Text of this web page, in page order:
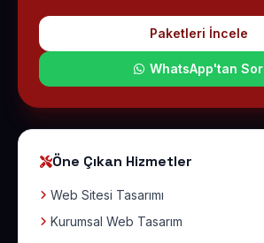
Paketleri İncele
WhatsApp'tan Sor
Öne Çıkan Hizmetler
Web Sitesi Tasarımı
Kurumsal Web Tasarım